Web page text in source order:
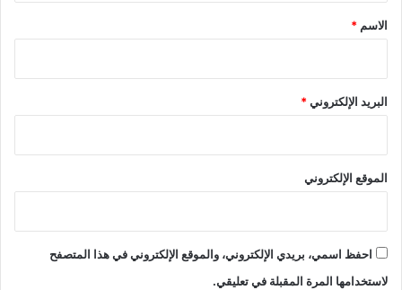
*
الاسم *
البريد الإلكتروني*
الموقع الإلكتروني
احفظ اسمي، بريدي الإلكتروني، والموقع الإلكتروني في هذا المتصفح
لاستخدامها المرة المقبلة في تعليقي.